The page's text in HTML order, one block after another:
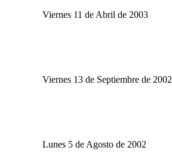
Viernes 11 de Abril de 2003
Viernes 13 de Septiembre de 2002
Lunes 5 de Agosto de 2002